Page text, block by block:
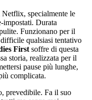
specialmente le
impostati. Durata
Funzionano per il
qualsiasi tentativo
Firstsoffre di questa
storia, realizzata per il
pause più lunghe,
complicata.
prevedibile. Fa il suo